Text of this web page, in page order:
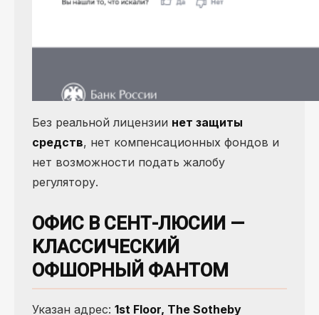
Без реальной лицензии нет защиты
средств, нет компенсационных фондов и
нет возможности подать жалобу
регулятору.
ОФИС В СЕНТ-ЛЮСИИ —
КЛАССИЧЕСКИЙ
ОФШОРНЫЙ ФАНТОМ
Указан адрес: 1st Floor, The Sotheby